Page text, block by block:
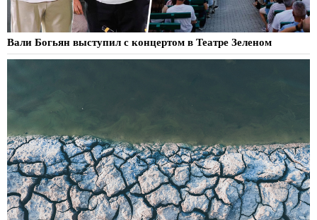
Вали Богьян выступил с концертом в Театре Зеленом